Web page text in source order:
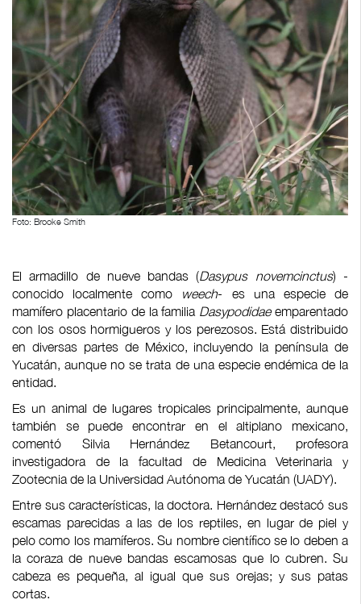
Foto: Brooke Smith
El armadillo de nueve bandas (Dasypus novemcinctus) -
conocido localmente como weech- es una especie de
mamífero placentario de la familia Dasypodidaeemparentado
con los osos hormigueros y los perezosos. Está distribuido
en diversas partes de México, incluyendo la península de
Yucatán, aunque no se trata de una especie endémica de la
entidad.
Es un animal de lugares tropicales principalmente, aunque
también se puede encontrar en el altiplano mexicano,
comentó Silvia Hernández Betancourt, profesora
investigadora de la facultad de Medicina Veterinaria y
Zootecnia de la Universidad Autónoma de Yucatán (UADY).
Entre sus características, la doctora. Hernández destacó sus
escamas parecidas a las de los reptiles, en lugar de piel y
pelo como los mamíferos. Su nombre científico se lo deben a
la coraza de nueve bandas escamosas que lo cubren. Su
cabeza es pequeña, al igual que sus orejas; y sus patas
cortas.